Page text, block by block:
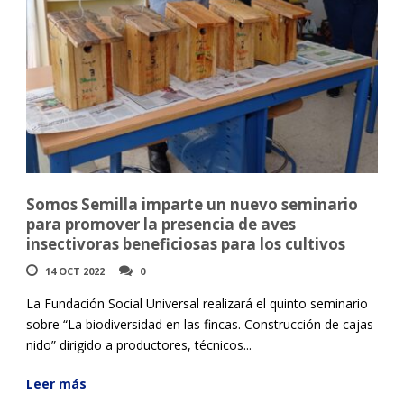
Somos Semilla imparte un nuevo seminario
para promover la presencia de aves
insectivoras beneficiosas para los cultivos
14 OCT 2022 0
La Fundación Social Universal realizará el quinto seminario
sobre “La biodiversidad en las fincas. Construcción de cajas
nido” dirigido a productores, técnicos...
Leer más